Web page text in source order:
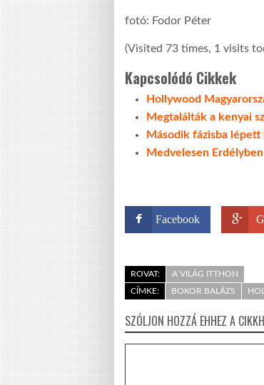
fotó: Fodor Péter
(Visited 73 times, 1 visits
Kapcsolódó Cikkek
Hollywood
Megtalálták a kenyai
Második fázisba lépett
Medvelesen Erdélyben
Facebook
ROVAT:
A VILÁG ITTHON
CÍMKE:
BOKOR BALÁZS
SZÓLJON HOZZÁ EHHEZ A